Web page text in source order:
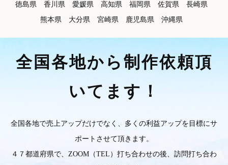
徳島県
香川県 愛媛県 高知県 福岡県 佐賀県
長崎県
熊本県
大分県 宮崎県 鹿児島県 沖縄県
全国各地から制作依頼頂
いてます！
全国各地で売上アップだけでなく、多くの利益アップを目標にサ
ポートさせて頂きます。
４７都道府県で、ZOOM（TEL）打ち合わせの後、訪問打ち合わ